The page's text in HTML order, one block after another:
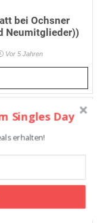
bei Ochsner
Neumitglieder))
Vor 5 Jahren
Rabatt bei Ali
Singles Day
erhalten!